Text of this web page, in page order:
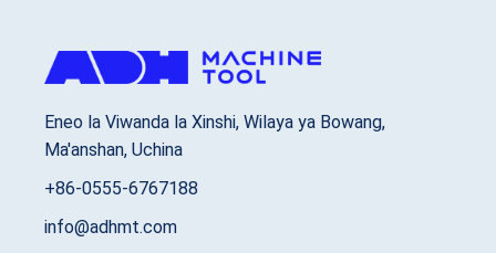
Eneo la Viwanda la Xinshi, Wilaya ya Bowang,
Ma'anshan, Uchina
+86-0555-6767188
info@adhmt.com